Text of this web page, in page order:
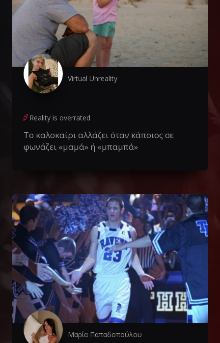
Virtual Unreality
Reality is overrated
Το καλοκαίρι αλλάζει όταν κάποιος σε
φωνάζει «μαμά» ή «μπαμπά»
Μαρία Παπαδοπούλου